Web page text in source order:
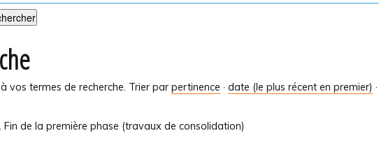
vos termes de recherche. Trier par pertinence · date (le plus récent en premier) ·
de la première phase (travaux de consolidation)